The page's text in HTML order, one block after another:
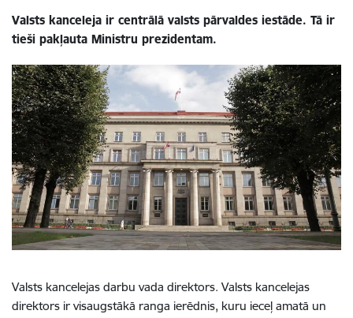
Valsts kanceleja ir centrālā valsts pārvaldes iestāde. Tā ir
tieši pakļauta Ministru prezidentam.
Valsts kancelejas darbu vada direktors. Valsts kancelejas
direktors ir visaugstākā ranga ierēdnis, kuru ieceļ amatā un